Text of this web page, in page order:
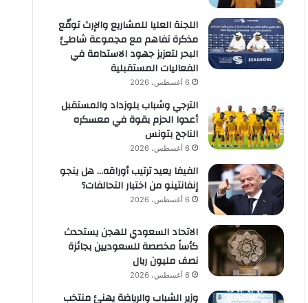
اللجنة العليا للمشاريع والإرث توقّع
مذكرة تفاهم مع مجموعة شاطئ
البحر لتعزيز جهود الاستدامة في
الفعاليات المستقبلية
6 أغسطس، 2026
الترجي وشباب بلوزداد والمستقبل
أعدوا الحزم بقوة في معسكره
الناجح بتونس
6 أغسطس، 2026
الفيفا يعيد ترتيب أوراقه… هل ينجو
إنفانتينو من اختبار التحالفات؟
6 أغسطس، 2026
الاتحاد السعودي للهجن يستحدث
كأساً مخصصة للسعوديين بجائزة
نصف مليون ريال
6 أغسطس، 2026
وزير الشباب والرياضة يهنئ منتخب